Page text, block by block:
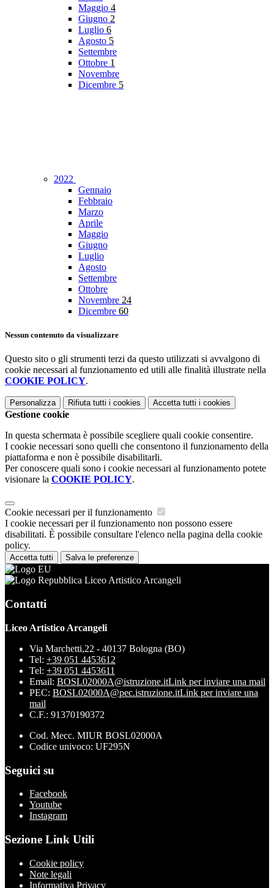
Maggio 4
Giugno 2
Luglio 6
Agosto 5
Settembre
Ottobre 1
Novembre
Dicembre 5
2022
Gennaio
Febbraio
Marzo
Aprile
Maggio
Giugno
Luglio
Agosto
Settembre
Ottobre
Novembre 24
Dicembre 60
Nessun contenuto da visualizzare
Questo sito o gli strumenti terzi da questo utilizzati si avvalgono di
cookie necessari al funzionamento ed utili alle finalità illustrate nella
COOKIE POLICY.
Personalizza Rifiuta tutti i cookies Accetta tutti i cookies
Gestione cookie
In questa schermata è possibile scegliere quali cookie consentire.
I cookie necessari sono quelli che consentono il funzionamento della
piattaforma e non è possibile disabilitarli.
Per conoscere quali sono i cookie necessari al funzionamento potete
visionare la COOKIE POLICY.
Cookie necessari per il funzionamento
I cookie necessari per il funzionamento non possono essere
disabilitati. È possibile consultare l'elenco nella pagina della cookie
policy.
Accetta tutti Salva le preferenze
Liceo Artistico Arcangeli
Contatti
Liceo Artistico Arcangeli
Via Marchetti,22 - 40137 Bologna (BO)
Tel: +39 051 4453612
Tel: +39 051 4453611
Email: BOSL02000A@istruzione.itLink per inviare una mail
PEC: BOSL02000A@pec.istruzione.itLink per inviare una
mail
C.F.: 91370190372
Cod. Mecc. MIUR BOSL02000A
Codice univoco: UF295N
Seguici su
Facebook
Youtube
Instagram
Sezione Link Utili
Cookie policy
Note legali
Informativa Privacy